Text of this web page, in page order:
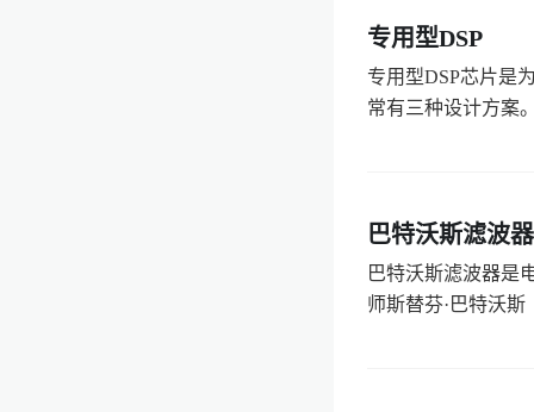
专用型DSP
专用型DSP芯片是
常有三种设计方案
巴特沃斯滤波器
巴特沃斯滤波器是
师斯替芬·巴特沃斯